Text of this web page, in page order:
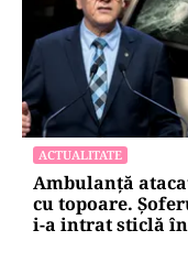
ACTUALITATE
Ambulanță
cu topoare.
i-a intrat sticlă